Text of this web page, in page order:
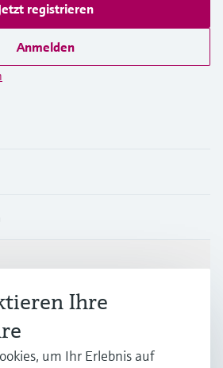
registrieren
Anmelden
Ihre
um Ihr Erlebnis auf